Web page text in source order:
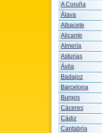
A Coruña
Álava
Albacete
Alicante
Almería
Asturias
Ávila
Badajoz
Barcelona
Burgos
Cáceres
Cádiz
Cantabria